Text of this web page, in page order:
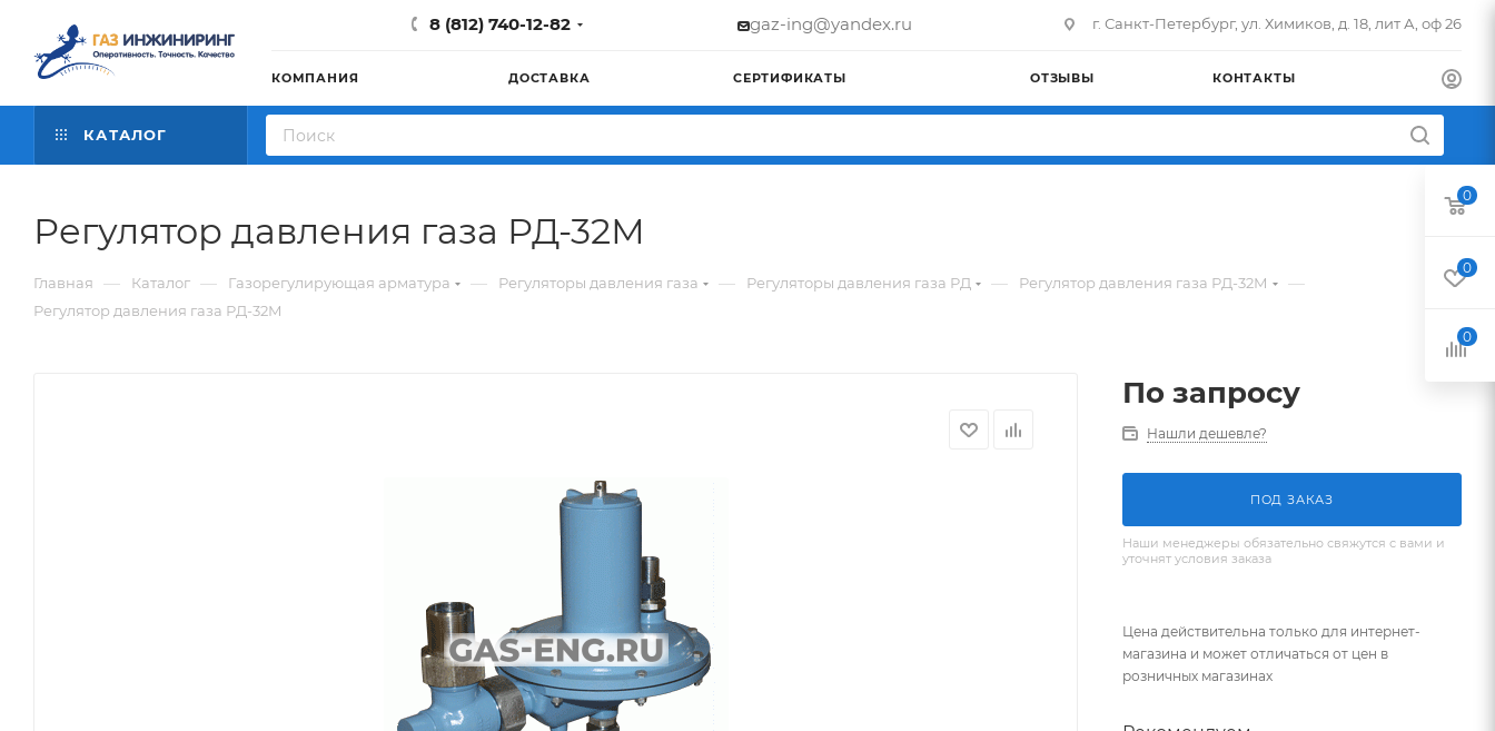
8 (812) 740-12-82 gaz-ing@yandex.ru г. Санкт-Петербург, ул. Химиков, д. 18, лит А, оф 26
КОМПАНИЯ ДОСТАВКА СЕРТИФИКАТЫ ОТЗЫВЫ КОНТАКТЫ
КАТАЛОГ
Регулятор давления газа РД-32М
Главная — Каталог — Газорегулирующая арматура — Регуляторы давления газа — Регуляторы давления газа РД — Регулятор давления газа РД-32М —
Регулятор давления газа РД-32М
По запросу
Нашли дешевле?
ПОД ЗАКАЗ
Наши менеджеры обязательно свяжутся с вами и
уточнят условия заказа
Цена действительна только для интернет-
магазина и может отличаться от цен в
розничных магазинах
0
0
0